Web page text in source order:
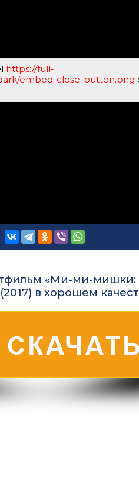
https://full-
embed-close-button.png
«Ми-ми-мишки:
в хорошем